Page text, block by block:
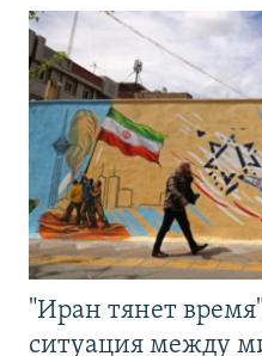
"Иран тянет
ситуация между